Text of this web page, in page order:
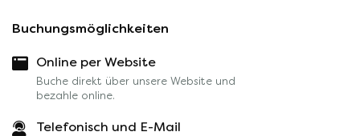
Buchungsmöglichkeiten
Online per Website
Buche direkt über unsere Website und
bezahle online.
Telefonisch und E-Mail